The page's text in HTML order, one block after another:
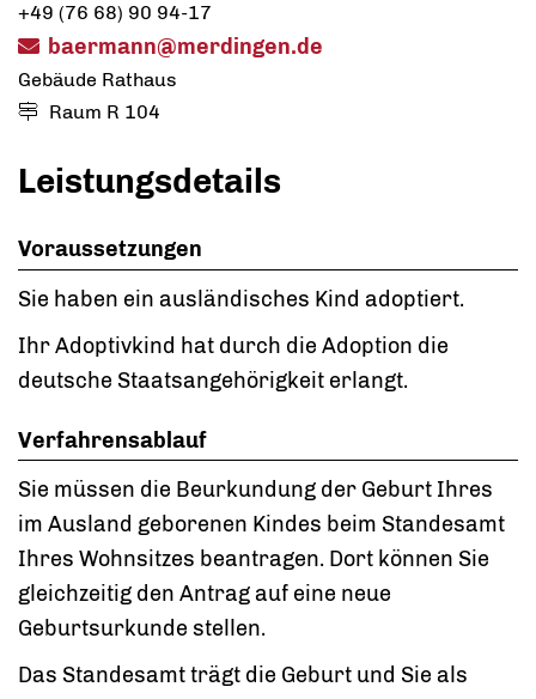
+49 (76 68) 90 94-17
baermann@merdingen.de
Gebäude Rathaus
Raum R 104
Leistungsdetails
Voraussetzungen
Sie haben ein ausländisches Kind adoptiert.
Ihr Adoptivkind hat durch die Adoption die
deutsche Staatsangehörigkeit erlangt.
Verfahrensablauf
Sie müssen die Beurkundung der Geburt Ihres
im Ausland geborenen Kindes beim Standesamt
Ihres Wohnsitzes beantragen. Dort können Sie
gleichzeitig den Antrag auf eine neue
Geburtsurkunde stellen.
Das Standesamt trägt die Geburt und Sie als